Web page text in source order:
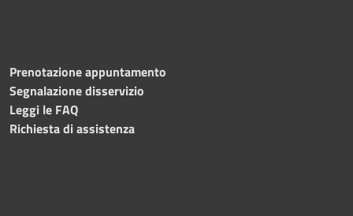
Prenotazione appuntamento
Segnalazione disservizio
Leggi le FAQ
Richiesta di assistenza